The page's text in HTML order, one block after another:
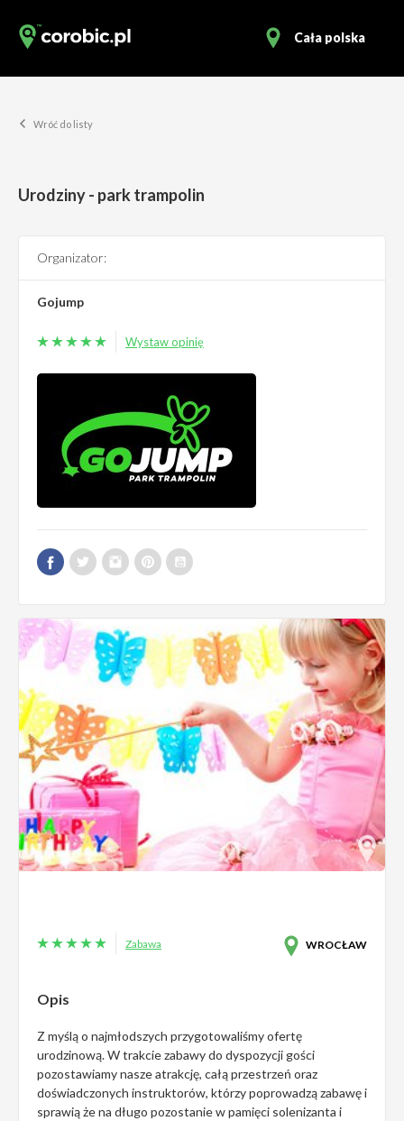
Cała polska
Wróć do listy
Urodziny - park trampolin
Organizator:
Gojump
Wystaw opinię
Zabawa WROCŁAW
Opis
Z myślą o najmłodszych przygotowaliśmy ofertę
urodzinową. W trakcie zabawy do dyspozycji gości
pozostawiamy nasze atrakcję, całą przestrzeń oraz
doświadczonych instruktorów, którzy poprowadzą zabawę i
sprawią że na długo pozostanie w pamięci solenizanta i